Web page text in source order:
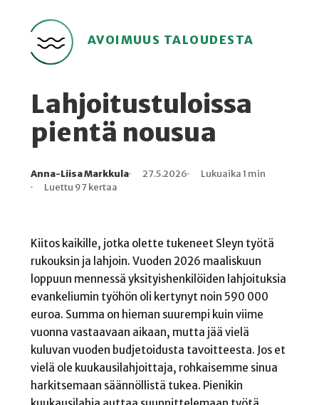
AVOIMUUS TALOUDESTA
Lahjoitustuloissa
pientä nousua
Kirjoittaja
Anna-Liisa Markkula
Julkaistu
27.5.2026
Lukuaika
Lukuaika 1 min
Lukukertoja
Luettu 97 kertaa
Kiitos kaikille, jotka olette tukeneet Sleyn työtä
rukouksin ja lahjoin. Vuoden 2026 maaliskuun
loppuun mennessä yksityishenkilöiden lahjoituksia
evankeliumin työhön oli kertynyt noin 590 000
euroa. Summa on hieman suurempi kuin viime
vuonna vastaavaan aikaan, mutta jää vielä
kuluvan vuoden budjetoidusta tavoitteesta. Jos et
vielä ole kuukausilahjoittaja, rohkaisemme sinua
harkitsemaan säännöllistä tukea. Pienikin